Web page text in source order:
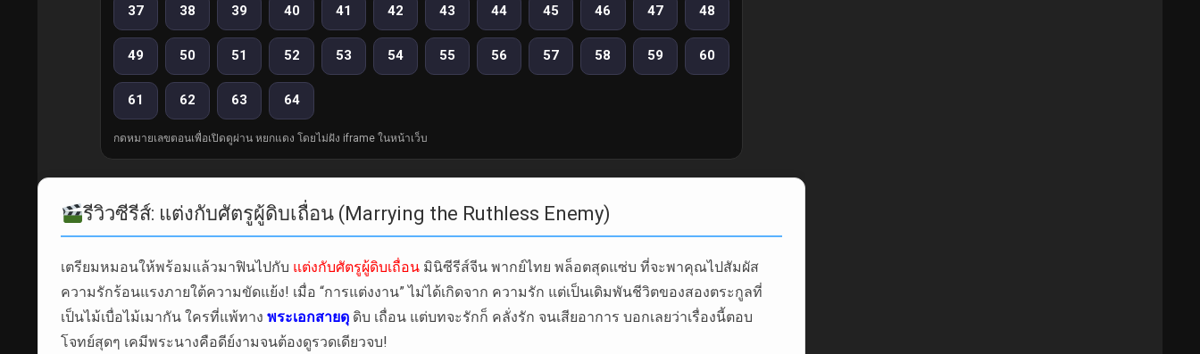
37 38 39 40 41 42 43 44 45 46 47 48
49 50 51 52 53 54 55 56 57 58 59 60
61 62 63 64
กดหมายเลขตอนเพื่อเปิดดูผ่าน หยกแดง โดยไม่ฝัง iframe ในหน้าเว็บ
รีวิวซีรีส์: แต่งกับศัตรูผู้ดิบเถื่อน (Marrying the Ruthless Enemy)
เตรียมหมอนให้พร้อมแล้วมาฟินไปกับ แต่งกับศัตรูผู้ดิบเถื่อน มินิซีรีส์จีน พากย์ไทย พล็อตสุดแซ่บ ที่จะพาคุณไปสัมผัส
ความรักร้อนแรงภายใต้ความขัดแย้ง! เมื่อ “การแต่งงาน” ไม่ได้เกิดจาก ความรัก แต่เป็นเดิมพันชีวิตของสองตระกูลที่
เป็นไม้เบื่อไม้เมากัน ใครที่แพ้ทาง พระเอกสายดุ ดิบ เถื่อน แต่บทจะรักก็ คลั่งรัก จนเสียอาการ บอกเลยว่าเรื่องนี้ตอบ
โจทย์สุดๆ เคมีพระนางคือดีย์งามจนต้องดูรวดเดียวจบ!